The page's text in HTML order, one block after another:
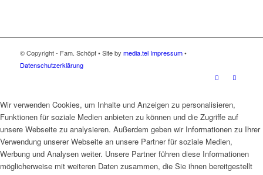
© Copyright - Fam. Schöpf • Site by media.tel Impressum•
Datenschutzerklärung
Wir verwenden Cookies, um Inhalte und Anzeigen zu personalisieren,
Funktionen für soziale Medien anbieten zu können und die Zugriffe auf
unsere Webseite zu analysieren. Außerdem geben wir Informationen zu Ihrer
Verwendung unserer Webseite an unsere Partner für soziale Medien,
Werbung und Analysen weiter. Unsere Partner führen diese Informationen
möglicherweise mit weiteren Daten zusammen, die Sie ihnen bereitgestellt